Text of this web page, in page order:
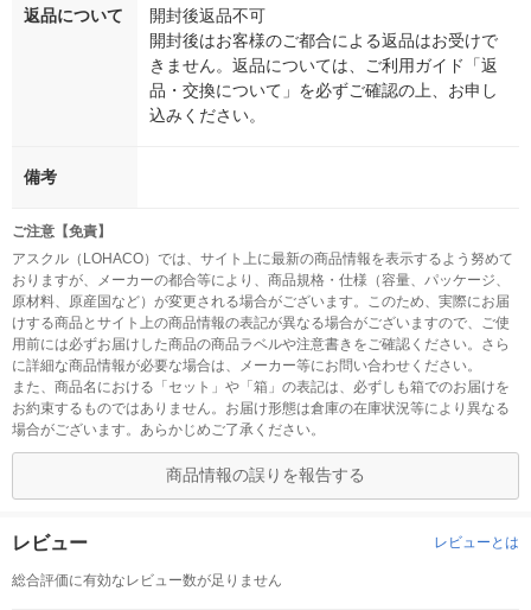
返品について
開封後返品不可
開封後はお客様のご都合による返品はお受けで
きません。返品については、ご利用ガイド「返
品・交換について」を必ずご確認の上、お申し
込みください。
備考
ご注意【免責】
アスクル（LOHACO）では、サイト上に最新の商品情報を表示するよう努めて
おりますが、メーカーの都合等により、商品規格・仕様（容量、パッケージ、
原材料、原産国など）が変更される場合がございます。このため、実際にお届
けする商品とサイト上の商品情報の表記が異なる場合がございますので、ご使
用前には必ずお届けした商品の商品ラベルや注意書きをご確認ください。さら
に詳細な商品情報が必要な場合は、メーカー等にお問い合わせください。
また、商品名における「セット」や「箱」の表記は、必ずしも箱でのお届けを
お約束するものではありません。お届け形態は倉庫の在庫状況等により異なる
場合がございます。あらかじめご了承ください。
商品情報の誤りを報告する
レビュー レビューとは
総合評価に有効なレビュー数が足りません